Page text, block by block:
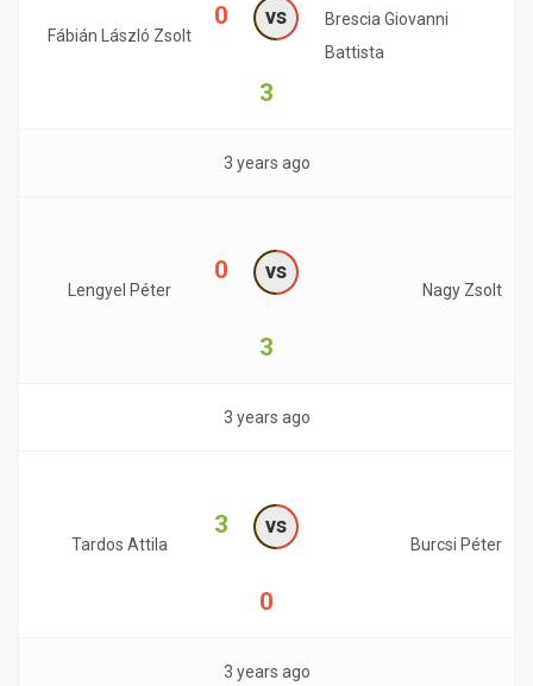
Fábián László Zsolt
0 vs
3
Brescia Giovanni
Battista
3 years ago
Lengyel Péter
0 vs
3
Nagy Zsolt
3 years ago
Tardos Attila
3 vs
0
Burcsi Péter
3 years ago